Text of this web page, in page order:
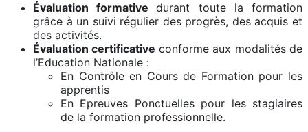
Évaluation formativedurant toute la formation
grâce à un suivi régulier des progrès, des acquis et
des activités.
Évaluation certificative conforme aux modalités de
l’Education Nationale :
En Contrôle en Cours de Formation pour les
apprentis
En Epreuves Ponctuelles pour les stagiaires
de la formation professionnelle.